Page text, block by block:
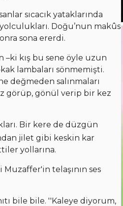
sıcacık yataklarında
Doğu’nun makûs
sona ererdi.
–ki kış bu sene öyle uzun
lambaları sönmemişti.
değmeden salınmaları
görüp, gönül verip bir kez
Bir kere de düzgün
jilet gibi keskin kar
yollarına.
telaşının ses
bile bile. ''Kaleye diyorum,